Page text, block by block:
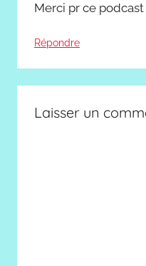
Merci pr ce
Répondre
Laisser un